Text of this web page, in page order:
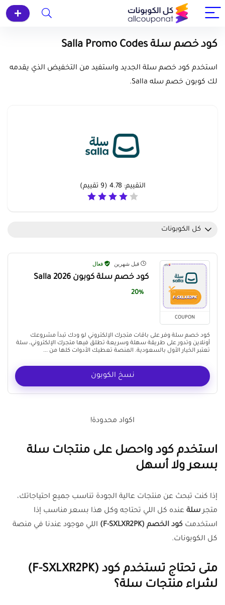
كود خصم سلة Salla Promo Codes
استخدم كود خصم سلة الجديد واستفيد من التخفيض الذي يقدمه
لك كوبون خصم سله Salla.
التقييم: 4.78
(
9 تقييم)
كل الكوبونات
COUPON
قبل شهرين فعال
كود خصم سلة كوبون Salla 2026
20%
كود خصم سلة وفر على باقات متجرك الإلكتروني لو ودك تبدأ مشروعك
أونلاين وتدور على طريقة سهلة وسريعة تطلق فيها متجرك الإلكتروني، سلة
تعتبر الخيار الأول بالسعودية. المنصة تعطيك الأدوات كلها من ...
نسخ الكوبون
اكواد محدودة!
استخدم كود واحصل على منتجات سلة
بسعر ولا أسهل
إذا كنت تبحث عن منتجات عالية الجودة تناسب جميع احتياجاتك،
متجرسلة عنده كل اللي تحتاجه وكل هذا بسعر مناسب إذا
استخدمت كود الخصم (F-SXLXR2PK)
اللي موجود عندنا في منصة
كل الكوبونات.
متى تحتاج تستخدم كود (F-SXLXR2PK)
لشراء منتجات سلة؟